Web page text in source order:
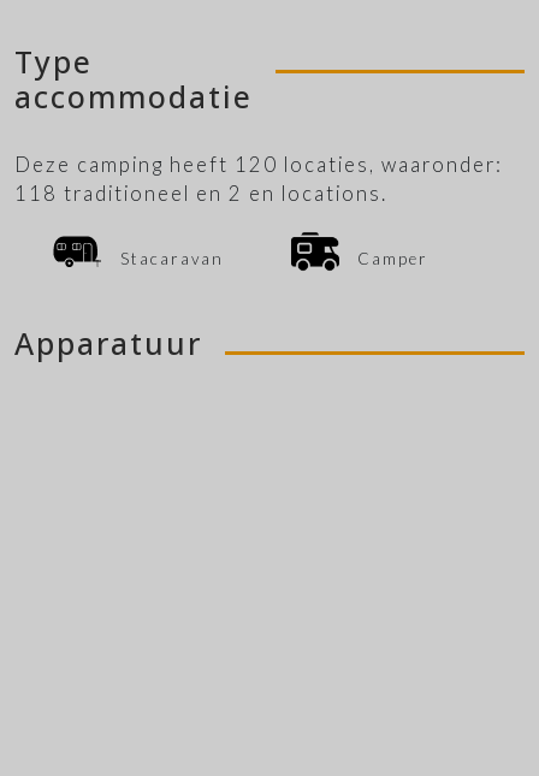
Type
accommodatie
Deze camping heeft 120 locaties, waaronder:
118 traditioneel en 2 en locations.
Stacaravan Camper
Apparatuur